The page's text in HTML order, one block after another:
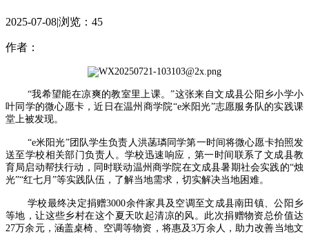
2025-07-08|浏览： 45
作者：
“我希望能在凉爽的教室里上课。”这张来自文成县公阳乡小学小
叶同学的微心愿卡，近日在温州商学院“e米阳光”志愿服务队的实践课
堂上被发现。
“e米阳光”团队学生负责人洪菡璘同学第一时间将微心愿卡拍照发
送至学校相关部门负责人。学校迅速响应，第一时间联系了文成县教
育局启动帮扶行动，同时联动温州商学院在文成县暑期社会实践的“烛
光”“红七月”等实践队伍，了解当地需求，切实解决当地困难。
学校最终决定捐赠3000余件家具及空调至文成县南田镇、公阳乡
等地，让这些乡村在这个夏天吹起清凉的风。此次捐赠物资总价值达
27万余元，涵盖桌椅、空调等物资，将惠及3万余人，助力改善当地文